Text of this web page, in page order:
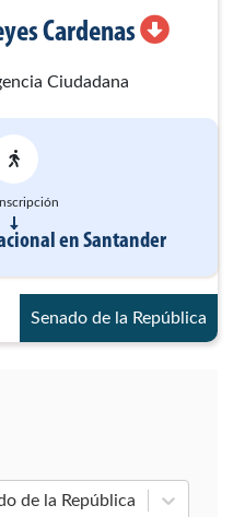
Cardenas
Ciudadana
enSantander
Senado de la República
de la República